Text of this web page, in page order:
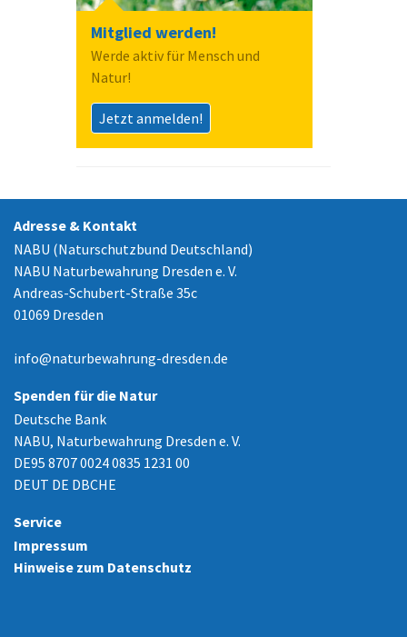
Mitglied werden!
Werde aktiv für Mensch und
Natur!
Jetzt anmelden!
Adresse & Kontakt
NABU (Naturschutzbund Deutschland)
NABU Naturbewahrung Dresden e. V.
Andreas-Schubert-Straße 35c
01069 Dresden
info@naturbewahrung-dresden.de
Spenden für die Natur
Deutsche Bank
NABU, Naturbewahrung Dresden e. V.
DE95 8707 0024 0835 1231 00
DEUT DE DBCHE
Service
Impressum
Hinweise zum Datenschutz